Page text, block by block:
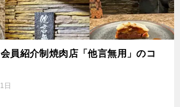
員紹介制焼肉店「他言無用」のコ
日